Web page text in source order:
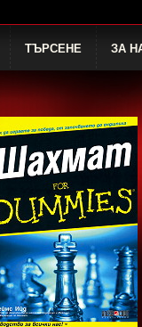
ТЪРСЕНЕ ЗА